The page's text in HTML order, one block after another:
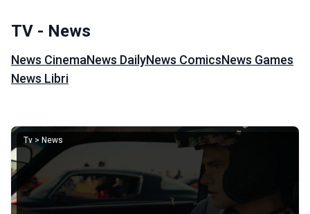
TV - News
News CinemaNews DailyNews ComicsNews Games
News Libri
Tv > News